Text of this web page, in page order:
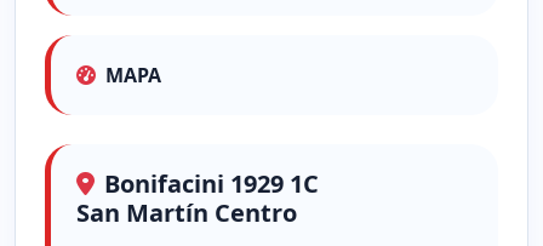
MAPA
Bonifacini 1929 1C
San Martín Centro